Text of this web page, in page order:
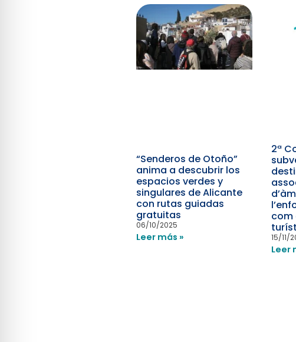
“Senderos de Otoño”
anima a descubrir los
espacios verdes y
singulares de Alicante
con rutas guiadas
gratuitas
06/10/2025
Leer más »
2ª
com
15/11/
Leer